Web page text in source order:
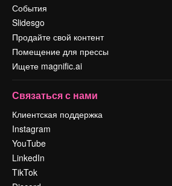
События
Slidesgo
Продайте свой контент
Помещение для прессы
Ищете magnific.ai
Связаться с нами
Клиентская поддержка
Instagram
YouTube
LinkedIn
TikTok